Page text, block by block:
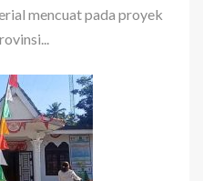
mencuat pada proyek